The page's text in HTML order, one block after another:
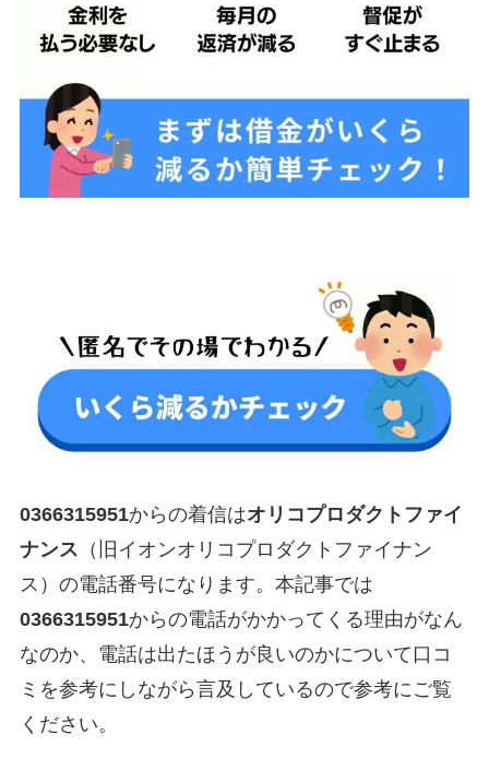
0366315951からの着信はオリコプロダクトファイ
ナンス （旧イオンオリコプロダクトファイナン
ス）の電話番号になります。本記事では
0366315951からの電話がかかってくる理由がなん
なのか、電話は出たほうが良いのかについて口コ
ミを参考にしながら言及しているので参考にご覧
ください。